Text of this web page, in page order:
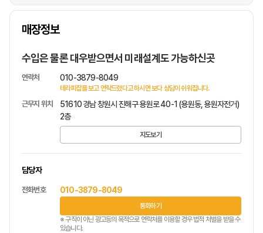
매장정보
상호명
수입은 물론 대우받으면서 미래설계도 가능하신곳
연락처 010-3879-8049
테라피잡를 보고 연락드렸다고 하시면 보다 상담이 쉬워집니다.
근무지 위치
51610 경남 창원시 진해구 용원로 40-1 (용원동, 용원자전거)
2층
지도보기
담당자
전화번호 010-3879-8049
통화하기
※ 구직이 아닌 광고등의 목적으로 연락처를 이용할 경우 법적 처벌을 받을 수
있습니다.